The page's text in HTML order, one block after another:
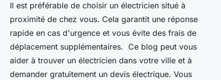
Il est préférable de choisir un électricien situé à
proximité de chez vous. Cela garantit une réponse
rapide en cas d'urgence et vous évite des frais de
déplacement supplémentaires. Ce blog peut vous
aider à trouver un électricien dans votre ville et à
demander gratuitement un devis électrique. Vous